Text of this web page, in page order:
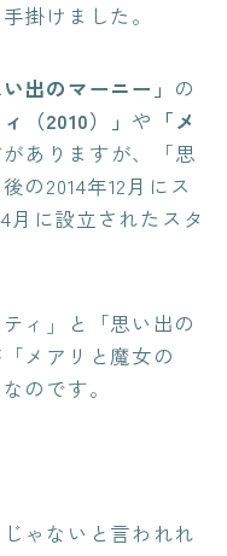
掛けました。
い出のマーニー」 の
（2010）」 や 「メ
ありますが、「思
の2014年12月にス
月に設立されたスタ
ィ」と「思い出の
メアリと魔女の
のです。
ゃないと言われれ